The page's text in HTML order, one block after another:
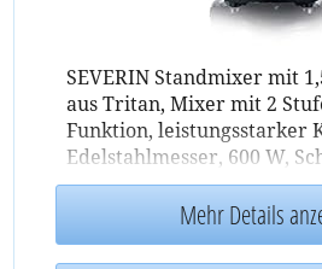
SEVERIN Standmixer mit
aus Tritan, Mixer mit 2
Funktion, leistungsstarker
Edelstahlmesser, 600 W,
Mehr Details